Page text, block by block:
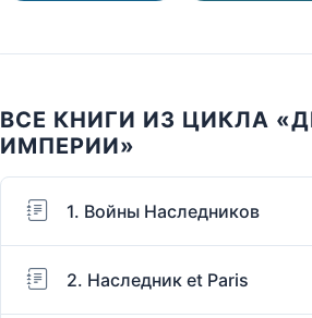
ВСЕ КНИГИ ИЗ ЦИКЛА
ИМПЕРИИ»
1. Войны Наследников
2. Наследник et Paris